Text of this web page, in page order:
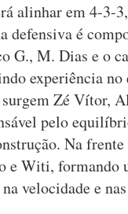
alinhar em 4-3-
defensiva é
G., M. Dias e o
experiência
Zé Vítor,
pelo
Na
e Witi, formando
velocidade e